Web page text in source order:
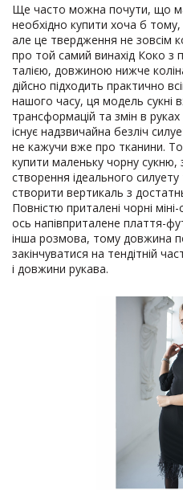
Ще часто можна почути, що
необхідно купити хоча б
але це твердження не зовсім
про той самий винахід Коко з
талією, довжиною нижче
дійсно підходить практично
нашого часу, ця модель сукні
трансформацій та змін в руках
існує надзвичайна безліч
не кажучи вже про тканини.
купити маленьку чорну сукню,
створення ідеального силуету
створити вертикаль з
Повністю приталені чорні
ось напівприталене плаття-
інша розмова, тому довжина
закінчуватися на тендітній
і довжини рукава.